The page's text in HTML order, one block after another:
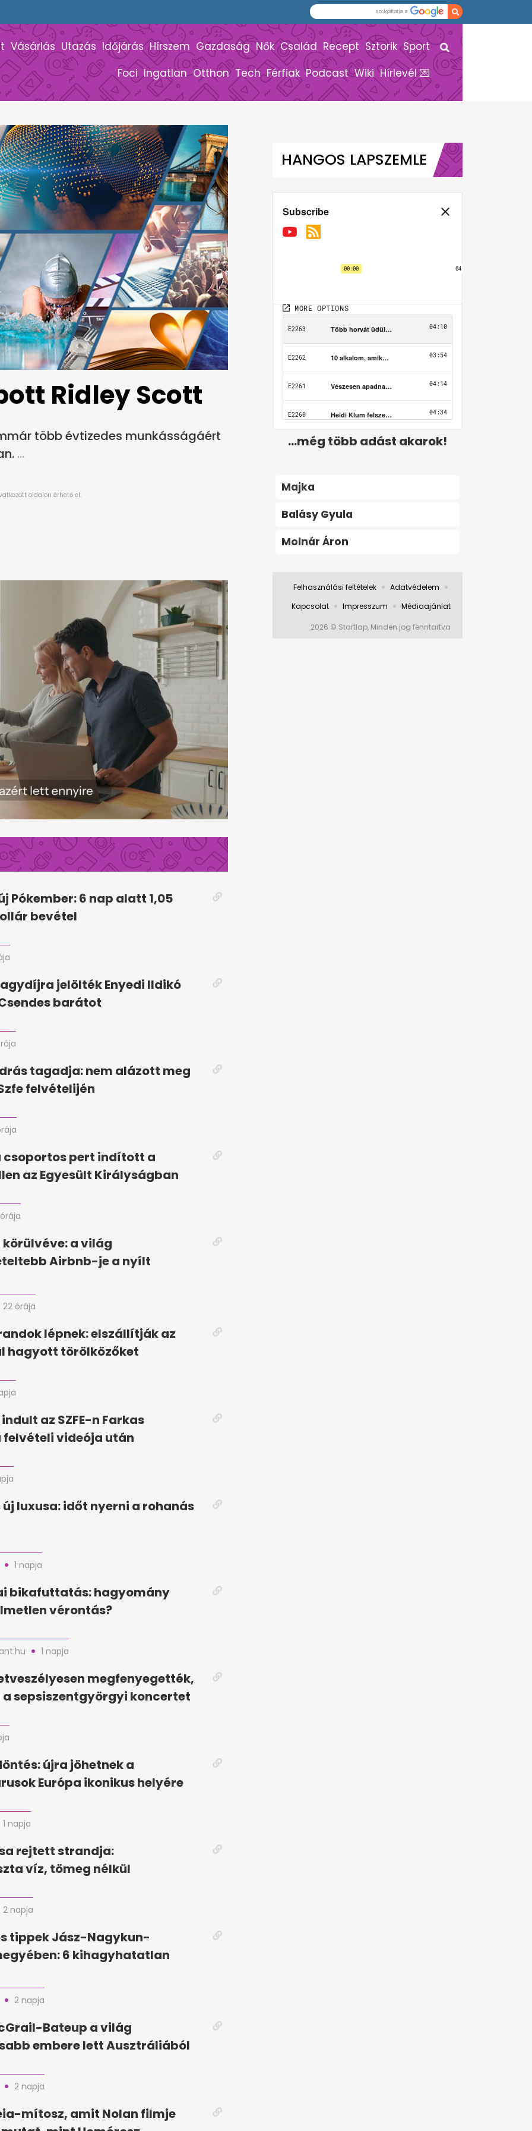
Vásárlás Utazás Időjárás Hírszem Gazdaság Nők Család Recept Sztorik Sport
Foci Ingatlan Otthon Tech Férfiak Podcast Wiki Hírlevél 💌
Ridley Scott
több évtizedes munkásságáért
Pókember: 6 nap alatt 1,05
bevétel
jelölték Enyedi Ildikó
barátot
tagadja: nem alázott meg
felvételijén
csoportos pert indított a
az Egyesült Királyságban
a világ
Airbnb-je a nyílt
22 órája
lépnek: elszállítják az
hagyott törölközőket
az SZFE-n Farkas
felvételi videója után
luxusa: időt nyerni a rohanás
1 napja
bikafuttatás: hagyomány
vérontás?
1 napja
megfenyegették,
sepsiszentgyörgyi koncertet
újra jöhetnek a
Európa ikonikus helyére
1 napja
rejtett strandja:
víz, tömeg nélkül
2 napja
tippek Jász-Nagykun-
6 kihagyhatatlan
2 napja
Bateup a világ
embere lett Ausztráliából
2 napja
mítosz, amit Nolan filmje
HANGOS LAPSZEMLE
...még több adást akarok!
Majka
Balásy Gyula
Molnár Áron
Felhasználási feltételek
Adatvédelem
Kapcsolat
Impresszum Médiaajánlat
2026 © Startlap, Minden jog fenntartva